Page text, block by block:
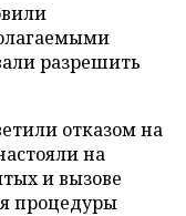
разрешить
отказом на
на
и вызове
процедуры